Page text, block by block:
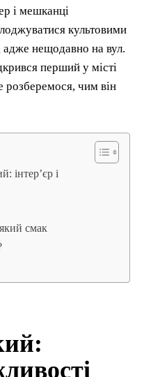
і мешканці
культовими
адже нещодавно на вул.
перший у місті
розберемося, чим він
інтер’єр і
смак